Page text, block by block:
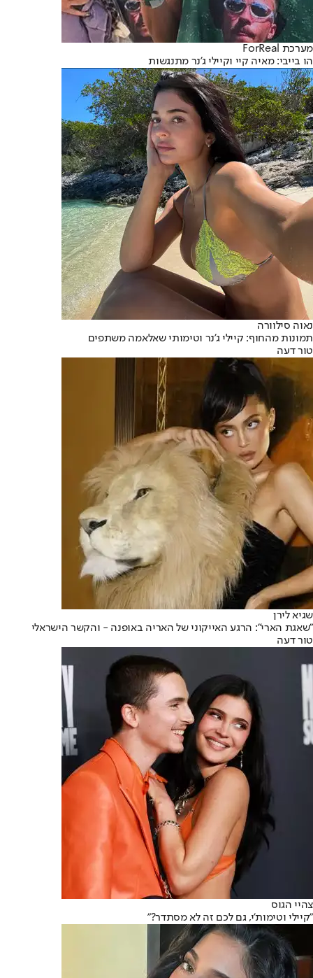
מערכת ForReal
הו בייבי: מאיה קיי וקיילי ג'נר מתנגשות
נאוה סילוורה
תמונות מהחוף: קיילי ג'נר וטימותי שאלאמה משתפים
טור דעה
שגיא לירן
"שאגת הארי": הרגע האייקוני של האריה באופנה - והקשר הישראלי
טור דעה
צהיי הגוס
"קיילי וטימות’י, גם לכם זה לא מסתדר?"